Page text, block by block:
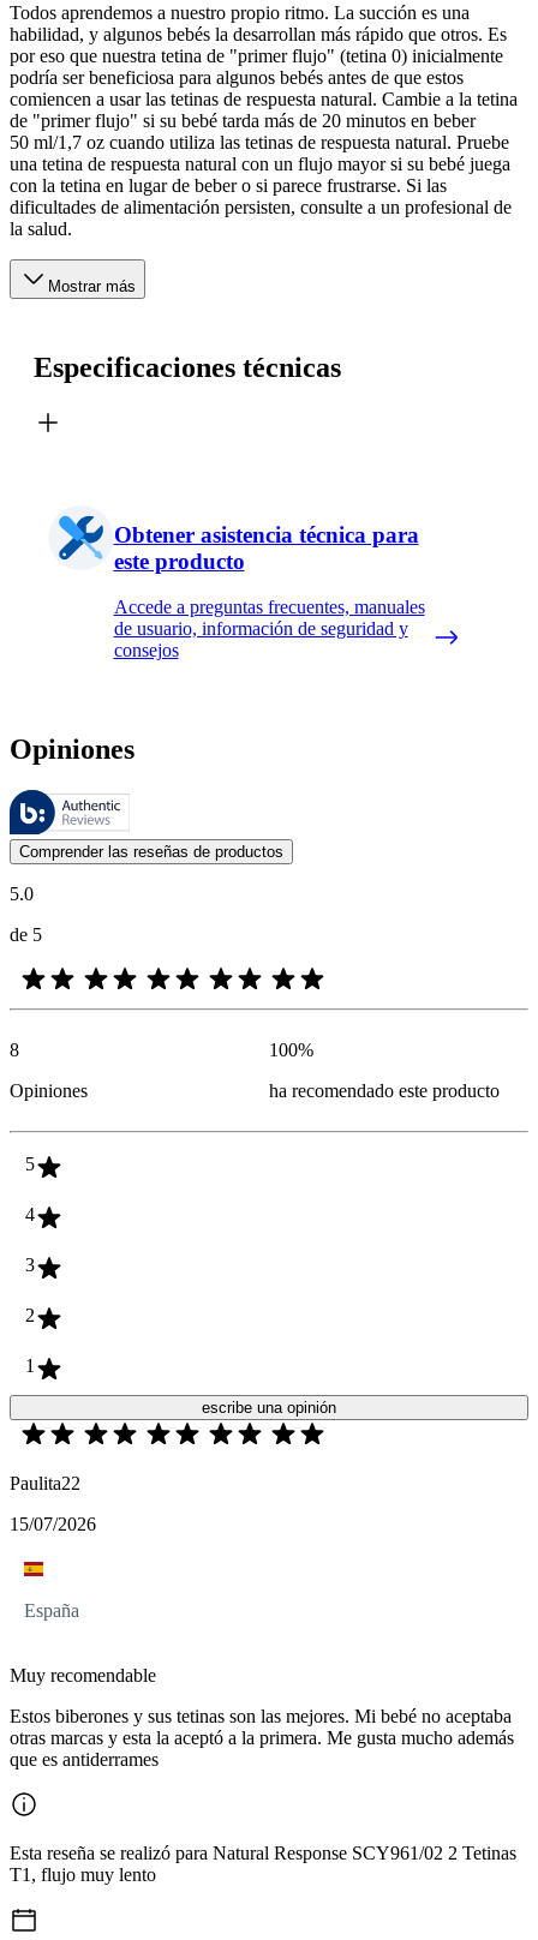
Todos aprendemos a nuestro propio ritmo. La succión es una
habilidad, y algunos bebés la desarrollan más rápido que otros. Es
por eso que nuestra tetina de "primer flujo" (tetina 0) inicialmente
podría ser beneficiosa para algunos bebés antes de que estos
comiencen a usar las tetinas de respuesta natural. Cambie a la tetina
de "primer flujo" si su bebé tarda más de 20 minutos en beber
50 ml/1,7 oz cuando utiliza las tetinas de respuesta natural. Pruebe
una tetina de respuesta natural con un flujo mayor si su bebé juega
con la tetina en lugar de beber o si parece frustrarse. Si las
dificultades de alimentación persisten, consulte a un profesional de
la salud.
Mostrar más
Especificaciones técnicas
Obtener asistencia técnica para
este producto
Accede a preguntas frecuentes, manuales
de usuario, información de seguridad y
consejos
Opiniones
Estas reseñas las gestiona Bazaarvoice y cumplen con la política de
Las opiniones de los clientes en forma de reseñas de productos y
Comprender las reseñas de productos
5.0
de 5
8
Opiniones
100%
ha recomendado este producto
5
4
3
2
1
escribe una opinión
Paulita22
15/07/2026
España
Muy recomendable
Estos biberones y sus tetinas son las mejores. Mi bebé no aceptaba
otras marcas y esta la aceptó a la primera. Me gusta mucho además
que es antiderrames
Esta reseña se realizó para Natural Response SCY961/02 2 Tetinas
T1, flujo muy lento